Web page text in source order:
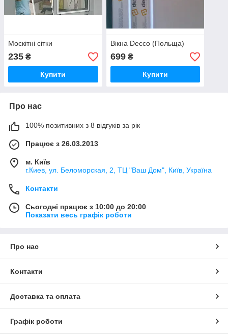
Москітні сітки
235 ₴
Купити
Вікна Decco (Польща)
699₴
Купити
Про нас
100% позитивних з 8 відгуків за рік
Працює з 26.03.2013
м. Київ
г.Киев, ул. Беломорская, 2, ТЦ "Ваш Дом", Київ, Україна
Контакти
Сьогодні працює з 10:00 до 20:00
Показати весь графік роботи
Про нас
Контакти
Доставка та оплата
Графік роботи